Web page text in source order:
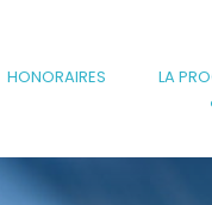
HONORAIRES LA